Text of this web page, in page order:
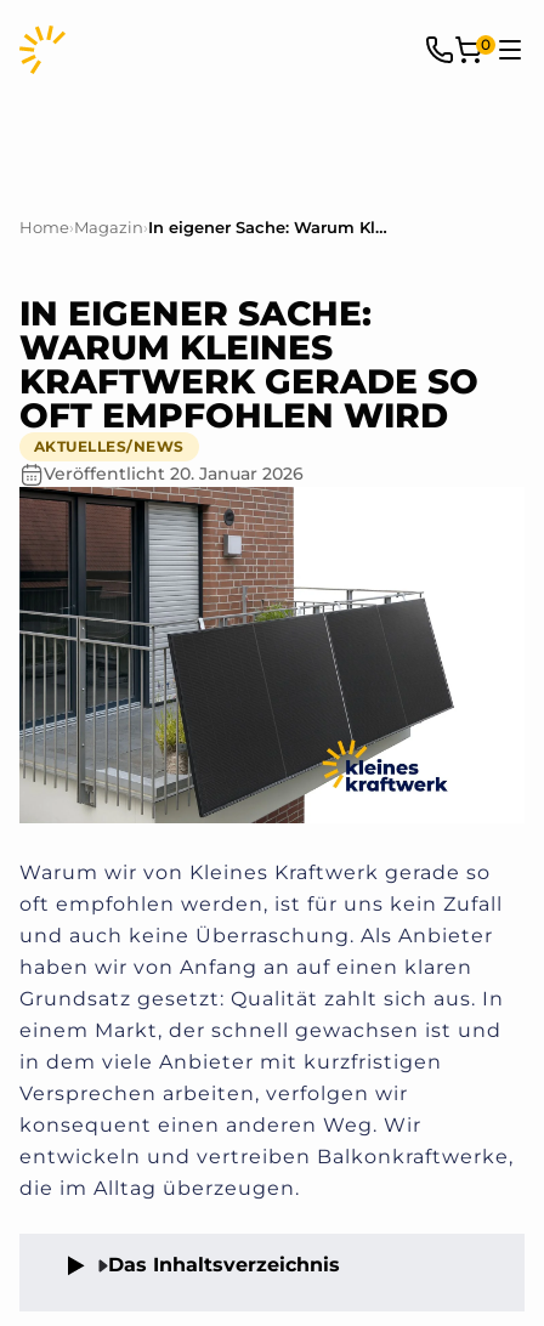
0
Home›Magazin› In eigener Sache: Warum Kleines Kraftwerk gerade so oft empfohlen wird
IN EIGENER SACHE:
WARUM KLEINES
KRAFTWERK GERADE SO
OFT EMPFOHLEN WIRD
AKTUELLES/NEWS
Veröffentlicht 20. Januar 2026
Warum wir von Kleines Kraftwerk gerade so
oft empfohlen werden, ist für uns kein Zufall
und auch keine Überraschung. Als Anbieter
haben wir von Anfang an auf einen klaren
Grundsatz gesetzt: Qualität zahlt sich aus. In
einem Markt, der schnell gewachsen ist und
in dem viele Anbieter mit kurzfristigen
Versprechen arbeiten, verfolgen wir
konsequent einen anderen Weg. Wir
entwickeln und vertreiben Balkonkraftwerke,
die im Alltag überzeugen.
Das Inhaltsverzeichnis